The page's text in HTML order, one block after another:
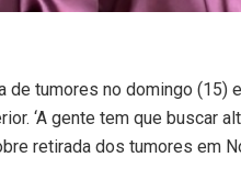
de tumores no domingo (15)
‘A gente tem que buscar
retirada dos tumores em